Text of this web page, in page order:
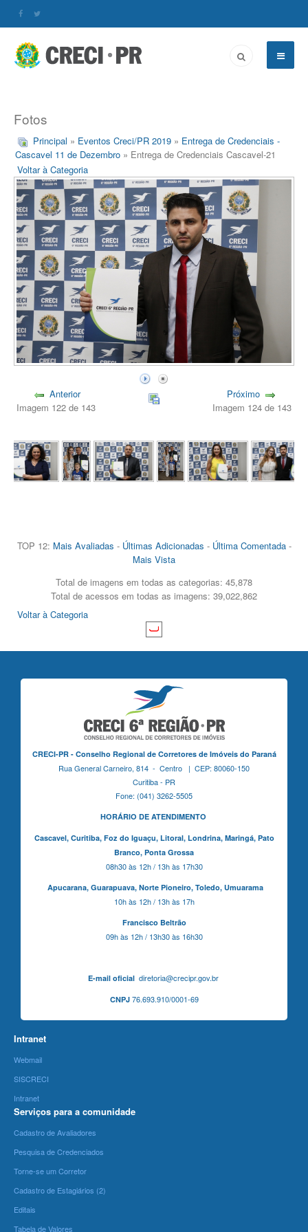
Fotos
Principal » Eventos Creci/PR 2019 » Entrega de Credenciais -
Cascavel 11 de Dezembro » Entrega de Credenciais Cascavel-21
Voltar à Categoria
Anterior
Imagem 122 de 143
Próximo
Imagem 124 de 143
TOP 12: Mais Avaliadas - Últimas Adicionadas - Última Comentada-
Mais Vista
Total de imagens em todas as categorias: 45,878
Total de acessos em todas as imagens: 39,022,862
Voltar à Categoria
CRECI-PR - Conselho Regional de Corretores de Imóveis do Paraná
Rua General Carneiro, 814 - Centro | CEP: 80060-150
Curitiba - PR
Fone: (041) 3262-5505
HORÁRIO DE ATENDIMENTO
Cascavel, Curitiba,Foz do Iguaçu, Litoral, Londrina, Maringá, Pato
Branco, Ponta Grossa
08h30 às 12h / 13h às 17h30
Apucarana, Guarapuava, Norte Pioneiro, Toledo, Umuarama
10h às 12h / 13h às 17h
Francisco Beltrão
09h às 12h / 13h30 às 16h30
E-mail oficialdiretoria@crecipr.gov.br
CNPJ76.693.910/0001-69
Intranet
Webmail
SISCRECI
Intranet
Serviços para a comunidade
Cadastro de Avaliadores
Pesquisa de Credenciados
Torne-se um Corretor
Cadastro de Estagiários (2)
Editais
Tabela de Valores